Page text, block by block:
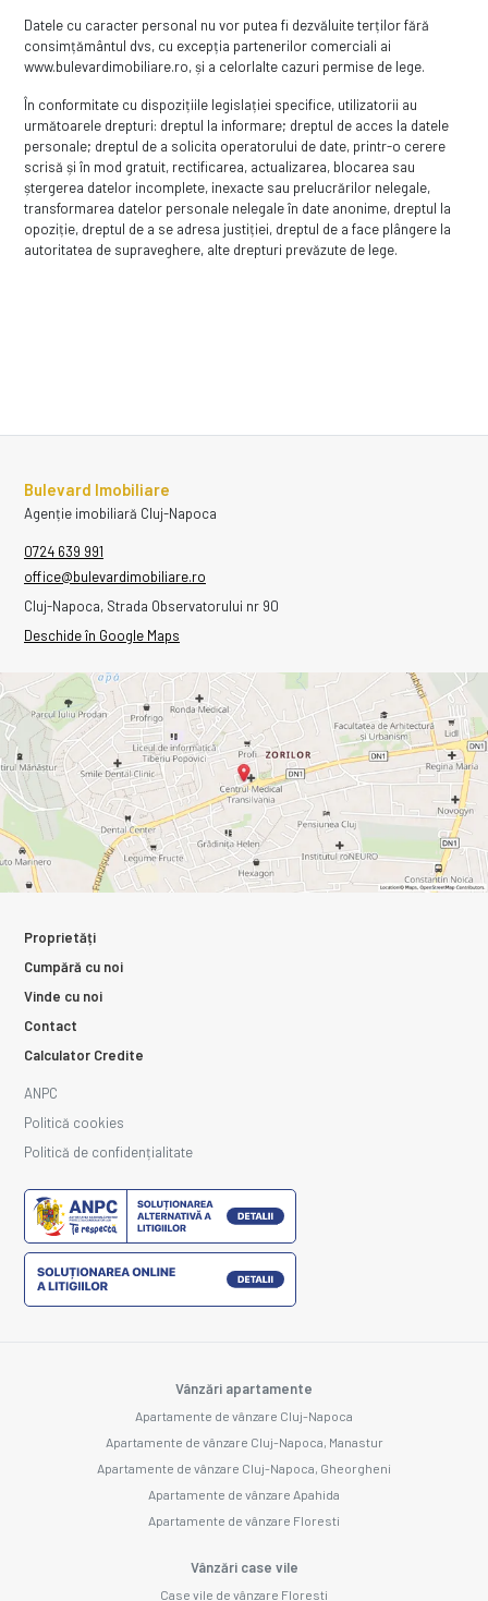
Datele cu caracter personal nu vor putea fi dezvăluite terților fără
consimțământul dvs, cu excepția partenerilor comerciali ai
www.bulevardimobiliare.ro, și a celorlalte cazuri permise de lege.
În conformitate cu dispozițiile legislației specifice, utilizatorii au
următoarele drepturi: dreptul la informare; dreptul de acces la datele
personale; dreptul de a solicita operatorului de date, printr-o cerere
scrisă și în mod gratuit, rectificarea, actualizarea, blocarea sau
ștergerea datelor incomplete, inexacte sau prelucrărilor nelegale,
transformarea datelor personale nelegale în date anonime, dreptul la
opoziție, dreptul de a se adresa justiției, dreptul de a face plângere la
autoritatea de supraveghere, alte drepturi prevăzute de lege.
Bulevard Imobiliare
Agenție imobiliară Cluj-Napoca
0724 639 991
office@bulevardimobiliare.ro
Cluj-Napoca, Strada Observatorului nr 90
Deschide în Google Maps
Proprietăți
Cumpără cu noi
Vinde cu noi
Contact
Calculator Credite
ANPC
Politică cookies
Politică de confidențialitate
Vânzări apartamente
Apartamente de vânzare Cluj-Napoca
Apartamente de vânzare Cluj-Napoca, Manastur
Apartamente de vânzare Cluj-Napoca, Gheorgheni
Apartamente de vânzare Apahida
Apartamente de vânzare Floresti
Vânzări case vile
Case vile de vânzare Floresti